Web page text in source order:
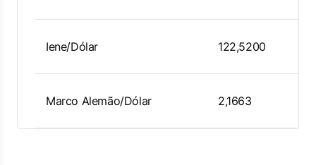
Iene/Dólar 122,5200
Marco Alemão/Dólar 2,1663